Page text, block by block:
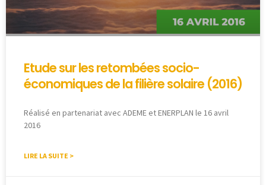
Etude sur les retombées socio-
économiques de la filière solaire (2016)
Réalisé en partenariat avec ADEME et ENERPLAN le 16 avril
2016
LIRE LA SUITE >